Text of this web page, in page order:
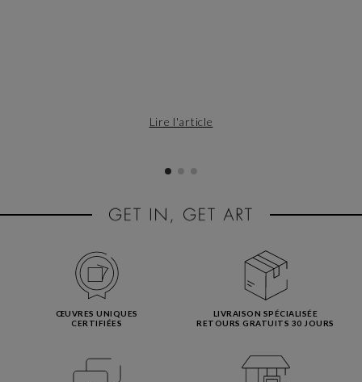
Lire l'article
ŒUVRES UNIQUES
CERTIFIÉES
LIVRAISON SPÉCIALISÉE
RETOURS GRATUITS 30 JOURS